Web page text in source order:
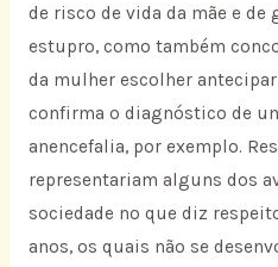
de risco de vida da mãe e
estupro, como também
da mulher escolher
confirma o diagnóstico de
anencefalia, por exemplo.
representariam alguns dos
sociedade no que diz
anos, os quais não se